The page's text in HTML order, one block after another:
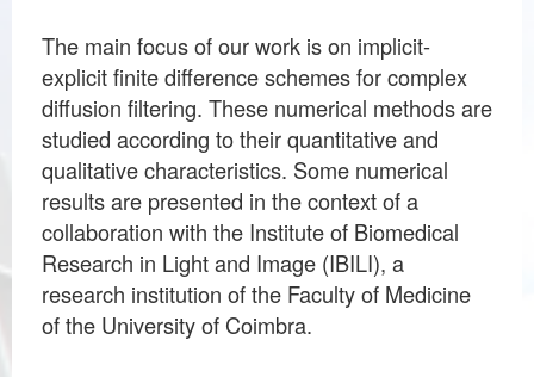
The main focus of our work is on implicit-
explicit finite difference schemes for complex
diffusion filtering. These numerical methods are
studied according to their quantitative and
qualitative characteristics. Some numerical
results are presented in the context of a
collaboration with the Institute of Biomedical
Research in Light and Image (IBILI), a
research institution of the Faculty of Medicine
of the University of Coimbra.